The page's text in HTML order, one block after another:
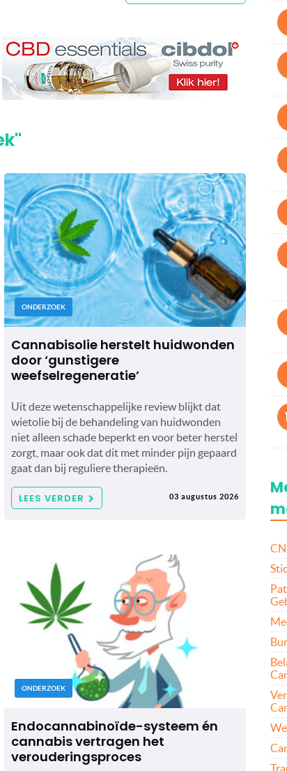
ONDERZOEK
Cannabisolie herstelt huidwonden
door ‘gunstigere
weefselregeneratie’
Uit deze wetenschappelijke review blijkt dat
wietolie bij de behandeling van huidwonden
niet alleen schade beperkt en voor beter herstel
zorgt, maar ook dat dit met minder pijn gepaard
gaat dan bij reguliere therapieën.
LEES VERDER 03 augustus 2026
ONDERZOEK
Endocannabinoïde-systeem én
cannabis vertragen het
verouderingsproces